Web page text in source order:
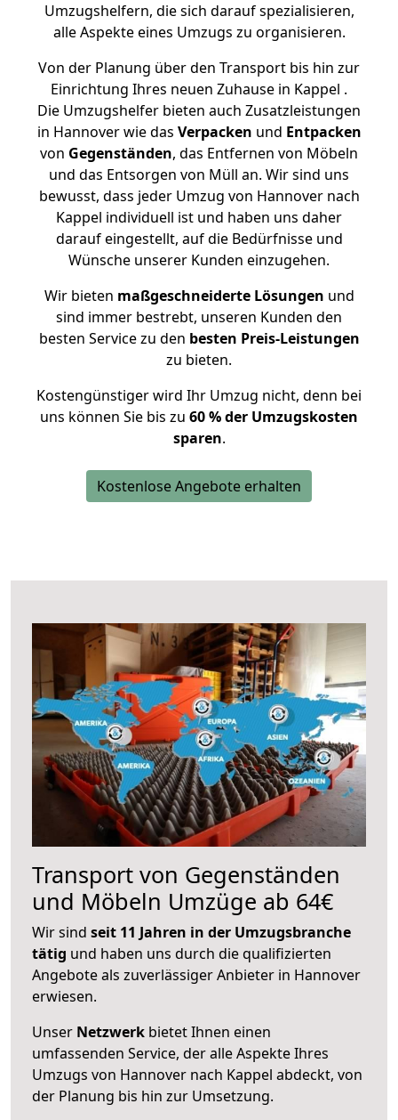
Umzugshelfern, die sich darauf spezialisieren,
alle Aspekte eines Umzugs zu organisieren.
Von der Planung über den Transport bis hin zur
Einrichtung Ihres neuen Zuhause in Kappel .
Die Umzugshelfer bieten auch Zusatzleistungen
in Hannover wie das Verpacken und Entpacken
von Gegenständen, das Entfernen von Möbeln
und das Entsorgen von Müll an. Wir sind uns
bewusst, dass jeder Umzug von Hannover nach
Kappel individuell ist und haben uns daher
darauf eingestellt, auf die Bedürfnisse und
Wünsche unserer Kunden einzugehen.
Wir bieten maßgeschneiderte Lösungen und
sind immer bestrebt, unseren Kunden den
besten Service zu den besten Preis-Leistungen
zu bieten.
Kostengünstiger wird Ihr Umzug nicht, denn bei
uns können Sie bis zu 60 % der Umzugskosten
sparen.
Kostenlose Angebote erhalten
Transport von Gegenständen
und Möbeln Umzüge ab 64€
Wir sind seit 11 Jahren in der Umzugsbranche
tätig und haben uns durch die qualifizierten
Angebote als zuverlässiger Anbieter in Hannover
erwiesen.
Unser Netzwerk bietet Ihnen einen
umfassenden Service, der alle Aspekte Ihres
Umzugs von Hannover nach Kappel abdeckt, von
der Planung bis hin zur Umsetzung.